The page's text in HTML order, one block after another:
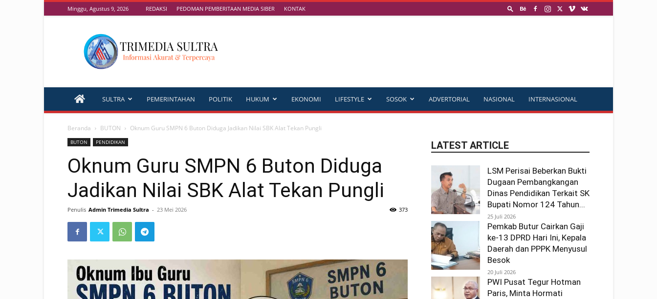
Minggu, Agustus 9, 2026 REDAKSI PEDOMAN PEMBERITAAN MEDIA SIBER KONTAK
SULTRA
SULTRA PEMERINTAHAN POLITIK HUKUM EKONOMI LIFESTYLE SOSOK ADVERTORIAL NASIONAL INTERNASIONAL
Beranda BUTON Oknum Guru SMPN 6 Buton Diduga Jadikan Nilai SBK Alat Tekan Pungli
BUTON PENDIDIKAN
Oknum Guru SMPN 6 Buton Diduga
Jadikan Nilai SBK Alat Tekan Pungli
Penulis Admin Trimedia Sultra - 23 Mei 2026 373
LATEST ARTICLE
LSM Perisai Beberkan Bukti
Dugaan Pembangkangan
Dinas Pendidikan Terkait SK
Bupati Nomor 124 Tahun...
25 Juli 2026
Pemkab Butur Cairkan Gaji
ke-13 DPRD Hari Ini, Kepala
Daerah dan PPPK Menyusul
Besok
20 Juli 2026
PWI Pusat Tegur Hotman
Paris, Minta Hormati